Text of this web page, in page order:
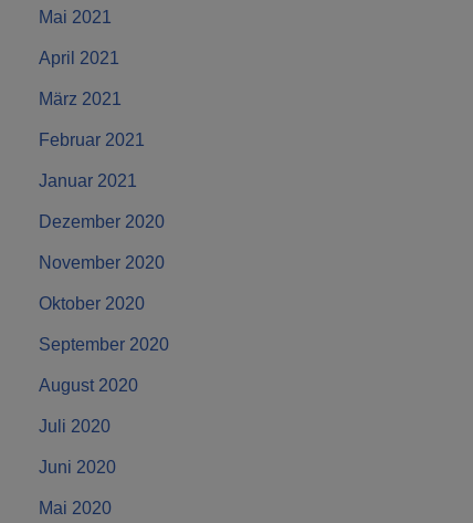
Mai 2021
April 2021
März 2021
Februar 2021
Januar 2021
Dezember 2020
November 2020
Oktober 2020
September 2020
August 2020
Juli 2020
Juni 2020
Mai 2020